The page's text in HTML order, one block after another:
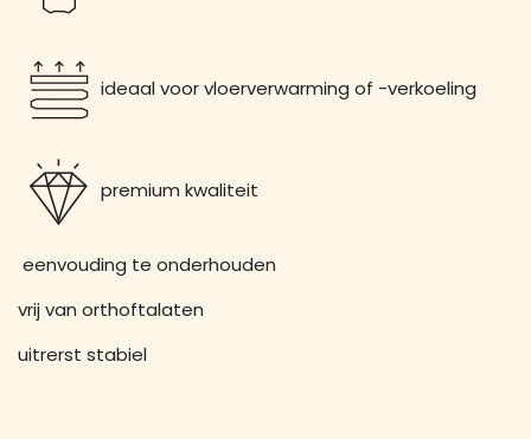
ideaal voor vloerverwarming of -verkoeling
premium kwaliteit
eenvouding te onderhouden
vrij van orthoftalaten
uitrerst stabiel